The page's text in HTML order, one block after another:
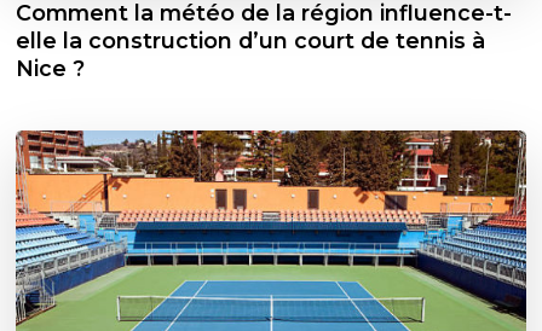
Comment la météo de la région influence-t-
elle la construction d’un court de tennis à
Nice ?